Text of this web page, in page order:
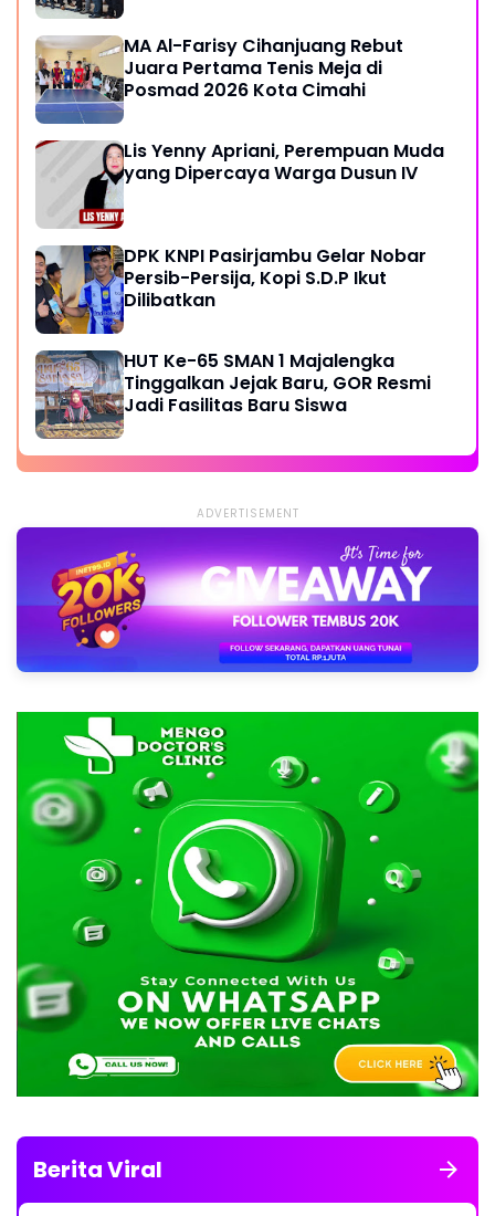
MA Al-Farisy Cihanjuang Rebut
Juara Pertama Tenis Meja di
Posmad 2026 Kota Cimahi
Lis Yenny Apriani, Perempuan Muda
yang Dipercaya Warga Dusun IV
DPK KNPI Pasirjambu Gelar Nobar
Persib-Persija, Kopi S.D.P Ikut
Dilibatkan
HUT Ke-65 SMAN 1 Majalengka
Tinggalkan Jejak Baru, GOR Resmi
Jadi Fasilitas Baru Siswa
ADVERTISEMENT
Berita Viral